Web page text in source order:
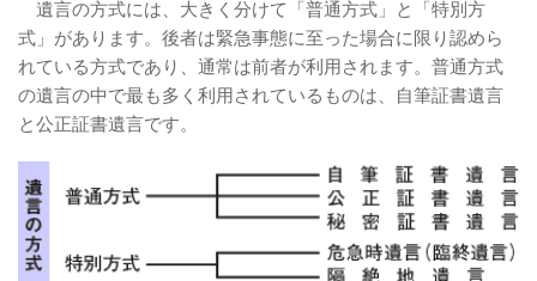
遺言の方式には、大きく分けて「普通方式」と「特別方
式」があります。後者は緊急事態に至った場合に限り認めら
れている方式であり、通常は前者が利用されます。普通方式
の遺言の中で最も多く利用されているものは、自筆証書遺言
と公正証書遺言です。